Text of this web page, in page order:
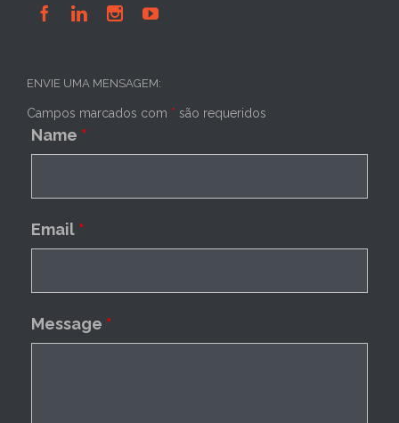
   
ENVIE UMA MENSAGEM:
Campos marcados com * são requeridos
Name *
Email *
Message *